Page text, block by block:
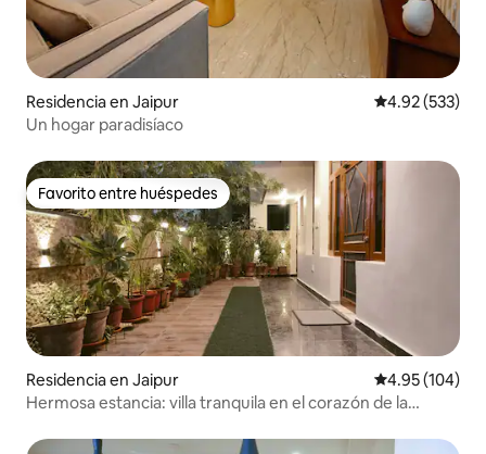
Residencia en Jaipur Calificación
4.92 (533)
Un hogar paradisíaco
Favorito entre huéspedes
Favorito entre huéspedes
Residencia en Jaipur Calificación
4.95 (104)
Hermosa estancia: villa tranquila en el corazón de la